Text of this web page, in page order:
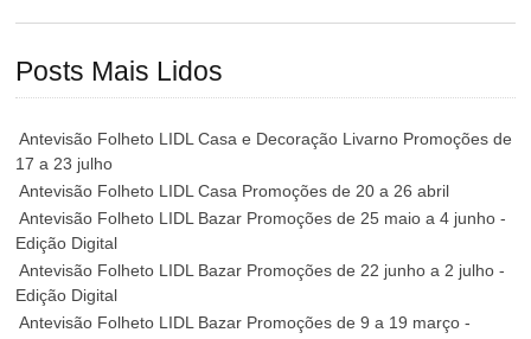
Posts Mais Lidos
Antevisão Folheto LIDL Casa e Decoração Livarno Promoções de
17 a 23 julho
Antevisão Folheto LIDL Casa Promoções de 20 a 26 abril
Antevisão Folheto LIDL Bazar Promoções de 25 maio a 4 junho -
Edição Digital
Antevisão Folheto LIDL Bazar Promoções de 22 junho a 2 julho -
Edição Digital
Antevisão Folheto LIDL Bazar Promoções de 9 a 19 março -